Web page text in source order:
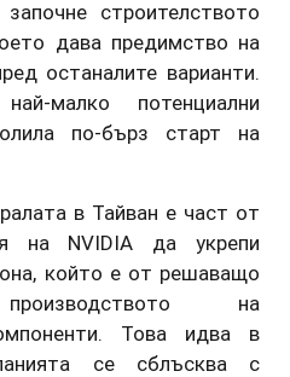
строителството
дава предимство на
останалите варианти.
малко потенциални
по-бърз старт на
в Тайван е част от
на NVIDIA да укрепи
който е от решаващо
на
Това идва в
се сблъсква с